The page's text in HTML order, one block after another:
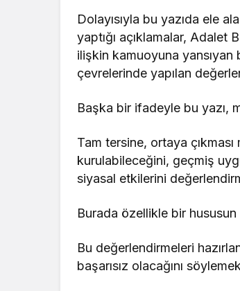
Dolayısıyla bu yazıda ele
yaptığı açıklamalar, Adalet
ilişkin kamuoyuna
çevrelerinde yapılan
Başka bir ifadeyle bu yazı,
Tam tersine, ortaya
kurulabileceğini, geçmiş
siyasal etkilerini
Burada özellikle bir hususun
Bu değerlendirmeleri
başarısız olacağını